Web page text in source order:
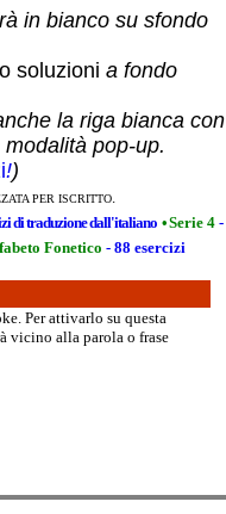
in bianco su sfondo
soluzioni a fondo
la riga bianca con
pop-up.
!)
PER ISCRITTO.
di traduzione dall'italiano •Serie 4 -
Fonetico - 88 esercizi
Per attivarlo su questa
vicino alla parola o frase